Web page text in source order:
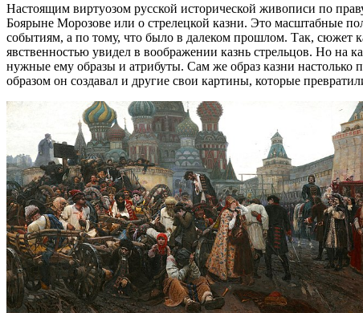
Настоящим виртуозом русской исторической живописи по
Боярыне Морозове или о стрелецкой казни. Это масштабные
событиям, а по тому, что было в далеком прошлом. Так, сюжет
явственностью увидел в воображении казнь стрельцов. Но
нужные ему образы и атрибуты. Сам же образ казни
образом он создавал и другие свои картины, которые